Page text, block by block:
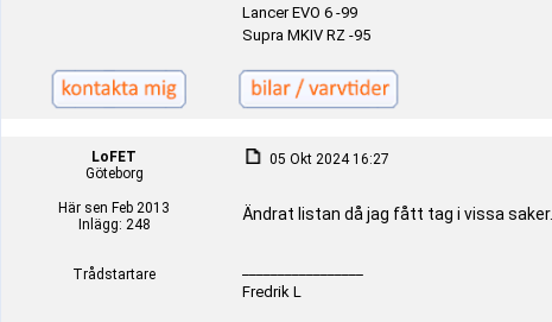
Lancer EVO 6 -99
Supra MKIV RZ -95
LoFET
Göteborg
Här sen Feb 2013
Inlägg: 248
Trådstartare
05 Okt 2024 16:27
Ändrat listan då jag fått tag i vissa saker.
Fredrik L